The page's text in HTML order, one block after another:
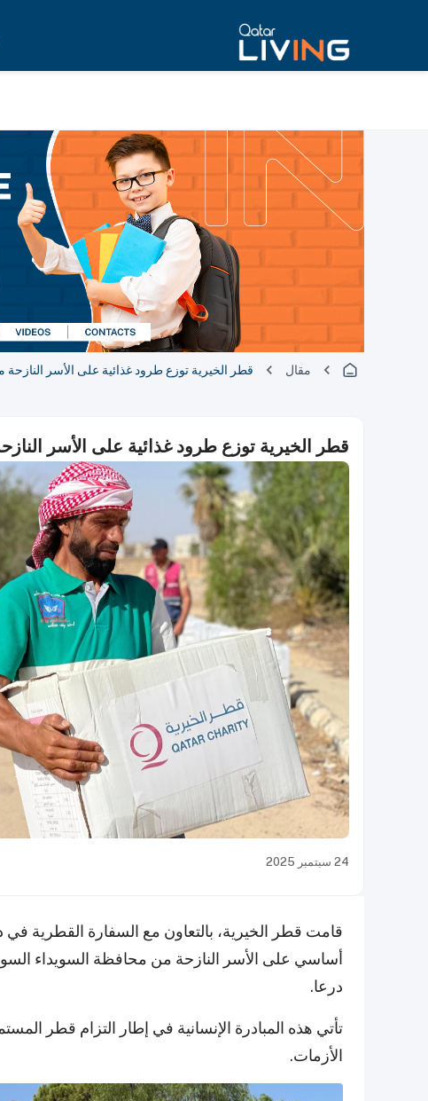
مقال قطر الخيرية توزع طرود غذائية على الأسر النازحة
قطر الخيرية توزع طرود غذائية على الأسر
24 سبتمبر 2025
أساسي على الأسر النازحة من محافظة السويداء
درعا.
تأتي هذه المبادرة الإنسانية في إطار التزام قطر
الأزمات.